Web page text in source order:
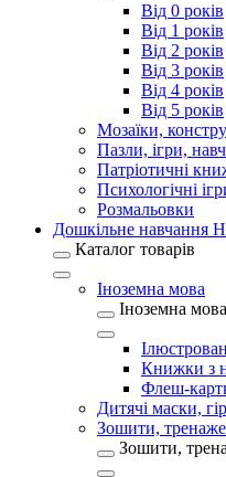
Від 0 років
Від 1 років
Від 2 років
Від 3 років
Від 4 років
Від 5 років
Мозаїки,
Пазли, ігри,
Патріотичні
Психологічні
Розмальовки
Дошкільне навчання
Каталог товарів
Іноземна мова
Іноземна мова
Книжки з
Флеш-
Дитячі маски,
Зошити,
Зошити,